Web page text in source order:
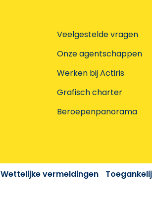
Veelgestelde vragen
Onze agentschappen
Werken bij Actiris
Grafisch charter
Beroepenpanorama
Wettelijke vermeldingen